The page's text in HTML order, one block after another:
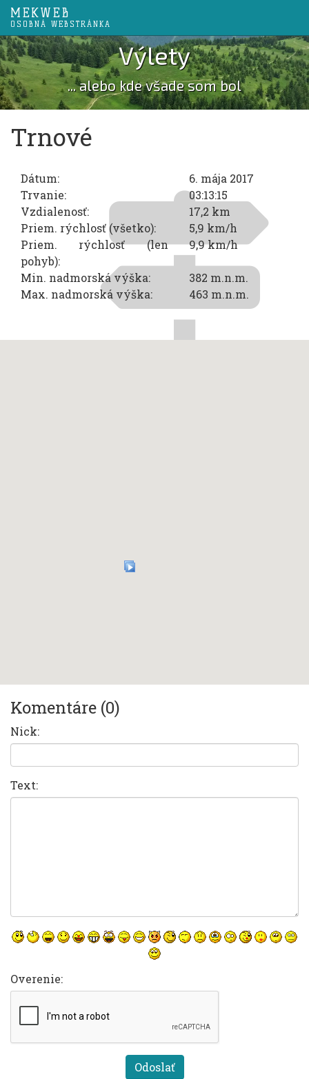
MEKWEB
OSOBNÁ WEBSTRÁNKA
Výlety
... alebo kde všade som bol
Trnové
Dátum:
6. mája 2017
Trvanie:
03:13:15
Vzdialenosť:
17,2 km
Priem. rýchlosť (všetko):
5,9 km/h
Priem. rýchlosť (len
pohyb):
9,9 km/h
Min. nadmorská výška:
382 m.n.m.
Max. nadmorská výška:
463 m.n.m.
Komentáre (0)
Nick:
Text:
Overenie: